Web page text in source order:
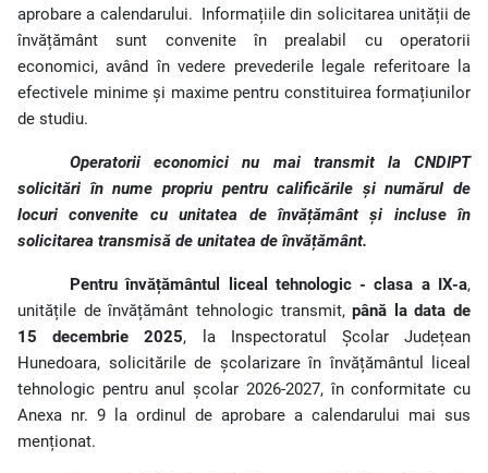
aprobare a calendarului. Informațiile din solicitarea unității de
învățământ sunt convenite în prealabil cu operatorii
economici, având în vedere prevederile legale referitoare la
efectivele minime și maxime pentru constituirea formațiunilor
de studiu.
Operatorii economici nu mai transmit la CNDIPT
solicitări în nume propriu pentru calificările și numărul de
locuri convenite cu unitatea de învățământ și incluse în
solicitarea transmisă de unitatea de învățământ.
Pentru învățământul liceal tehnologic - clasa a IX-a,
unitățile de învățământ tehnologic transmit,până la data de
15 decembrie 2025, la Inspectoratul Școlar Județean
Hunedoara, solicitările de școlarizare în învățământul liceal
tehnologic pentru anul școlar 2026-2027, în conformitate cu
Anexa nr. 9 la ordinul de aprobare a calendarului mai sus
menționat.